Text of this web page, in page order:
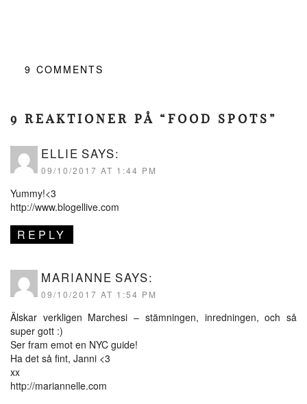
9 COMMENTS
9 REAKTIONER PÅ “FOOD SPOTS”
ELLIE SAYS:
09/10/2017 AT 1:44 PM
Yummy!<3
http://www.blogellive.com
REPLY
MARIANNE SAYS:
09/10/2017 AT 1:54 PM
Älskar verkligen Marchesi – stämningen, inredningen, och så
super gott :)
Ser fram emot en NYC guide!
Ha det så fint, Janni <3
xx
http://mariannelle.com